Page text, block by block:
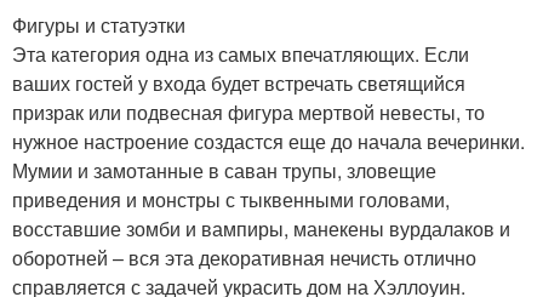
Фигуры и статуэтки
Эта категория одна из самых впечатляющих. Если
ваших гостей у входа будет встречать светящийся
призрак или подвесная фигура мертвой невесты, то
нужное настроение создастся еще до начала вечеринки.
Мумии и замотанные в саван трупы, зловещие
приведения и монстры с тыквенными головами,
восставшие зомби и вампиры, манекены вурдалаков и
оборотней – вся эта декоративная нечисть отлично
справляется с задачей украсить дом на Хэллоуин.